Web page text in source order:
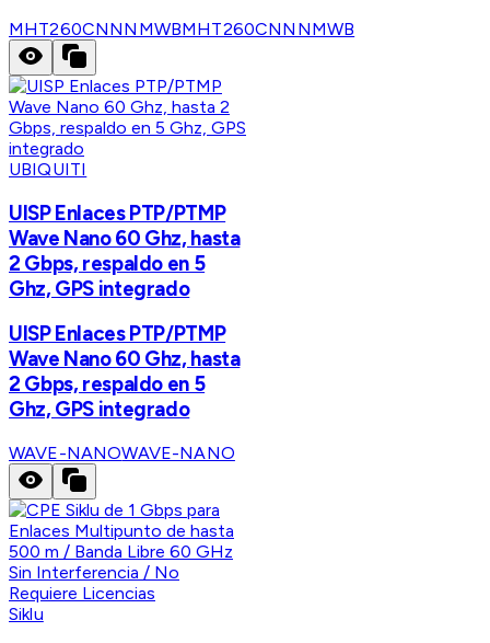
MHT260CNNNMWBMHT260CNNNMWB
UBIQUITI
UISP Enlaces PTP/PTMP
Wave Nano 60 Ghz, hasta
2 Gbps, respaldo en 5
Ghz, GPS integrado
UISP Enlaces PTP/PTMP
Wave Nano 60 Ghz, hasta
2 Gbps, respaldo en 5
Ghz, GPS integrado
WAVE-NANOWAVE-NANO
Siklu